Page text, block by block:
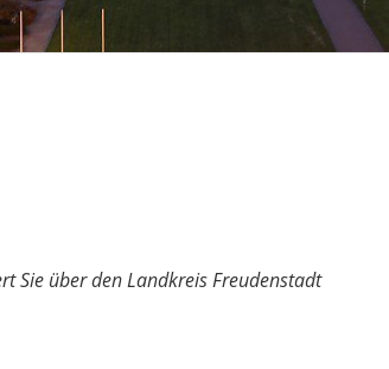
Sie über den Landkreis Freudenstadt